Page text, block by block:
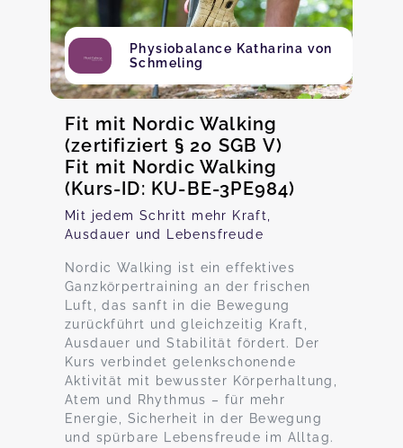
Physiobalance Katharina von
Schmeling
Fit mit Nordic Walking
(zertifiziert § 20 SGB V)
Fit mit Nordic Walking
(Kurs-ID: KU-BE-3PE984)
Mit jedem Schritt mehr Kraft,
Ausdauer und Lebensfreude
Nordic Walking ist ein effektives
Ganzkörpertraining an der frischen
Luft, das sanft in die Bewegung
zurückführt und gleichzeitig Kraft,
Ausdauer und Stabilität fördert. Der
Kurs verbindet gelenkschonende
Aktivität mit bewusster Körperhaltung,
Atem und Rhythmus – für mehr
Energie, Sicherheit in der Bewegung
und spürbare Lebensfreude im Alltag.